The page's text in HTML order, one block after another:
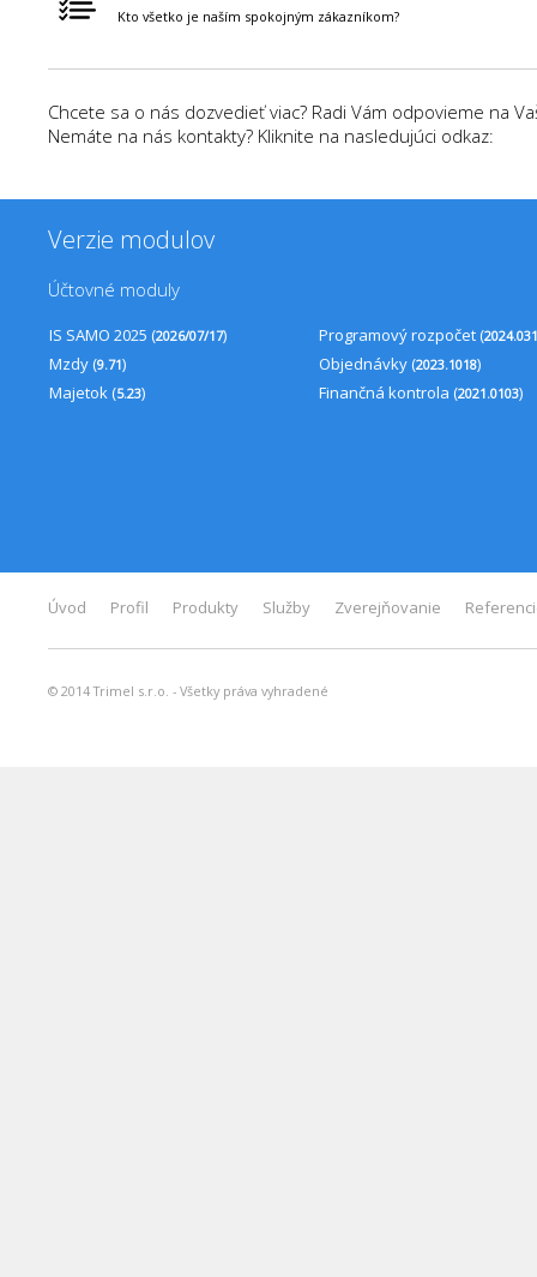
Kto všetko je naším spokojným zákazníkom?
Chcete sa o nás dozvedieť viac? Radi Vám odpovieme na
Nemáte na nás kontakty? Kliknite na nasledujúci odkaz:
Verzie modulov
Účtovné moduly
IS SAMO 2025 (2026/07/17) Programový rozpočet (
Mzdy (9.71) Objednávky (2023.1018)
Majetok (5.23) Finančná kontrola (2021.0103)
Úvod Profil Produkty Služby Zverejňovanie
© 2014 Trimel s.r.o. - Všetky práva vyhradené